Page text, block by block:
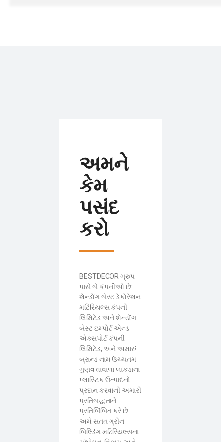
અમને
કેમ
પસંદ
કરો
BESTDECOR ગ્રુપ
પાસે બે કંપનીઓ છે:
શેન્ડોંગ બેસ્ટ ડેકોરેશન
મટિરિયલ્સ કંપની
લિમિટેડ અને શેન્ડોંગ
બેસ્ટ ઇમ્પોર્ટ એન્ડ
એક્સપોર્ટ કંપની
લિમિટેડ, અને અમારું
બ્રાન્ડ નામ ઉચ્ચતમ
ગુણવત્તાવાળા લાકડાના
પ્લાસ્ટિક ઉત્પાદનો
પ્રદાન કરવાની અમારી
પ્રતિબદ્ધતાને
પ્રતિબિંબિત કરે છે.
અમે સતત ગ્રીન
બિલ્ડિંગ મટિરિયલ્સના